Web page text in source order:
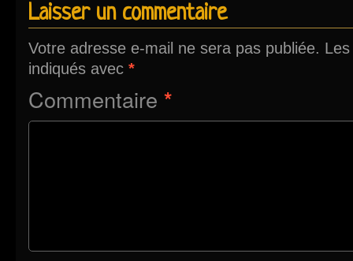
Laisser un commentaire
Votre adresse e-mail ne sera pas publiée.
indiqués avec *
Commentaire *